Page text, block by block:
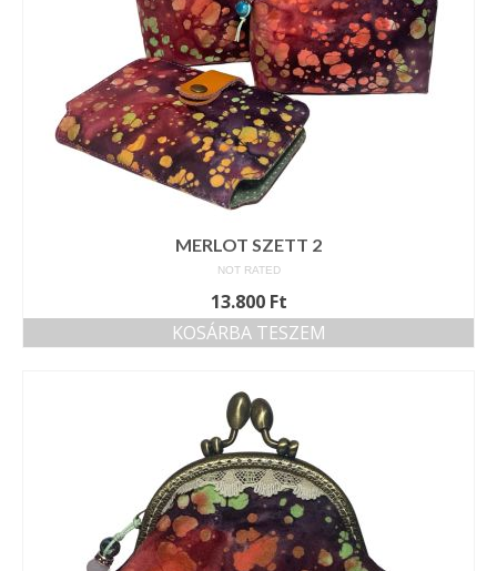
MERLOT SZETT 2
NOT RATED
13.800 Ft
KOSÁRBA TESZEM